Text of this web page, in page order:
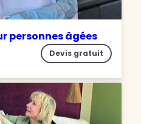
personnes âgées
Devis gratuit